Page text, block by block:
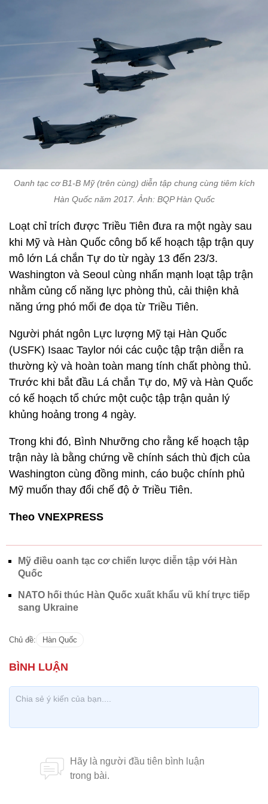
Oanh tạc cơ B1-B Mỹ (trên cùng) diễn tập chung cùng tiêm kích
Hàn Quốc năm 2017. Ảnh: BQP Hàn Quốc
Loạt chỉ trích được Triều Tiên đưa ra một ngày sau
khi Mỹ và Hàn Quốc công bố kế hoạch tập trận quy
mô lớn Lá chắn Tự do từ ngày 13 đến 23/3.
Washington và Seoul cùng nhấn mạnh loạt tập trận
nhằm củng cố năng lực phòng thủ, cải thiện khả
năng ứng phó mối đe dọa từ Triều Tiên.
Người phát ngôn Lực lượng Mỹ tại Hàn Quốc
(USFK) Isaac Taylor nói các cuộc tập trận diễn ra
thường kỳ và hoàn toàn mang tính chất phòng thủ.
Trước khi bắt đầu Lá chắn Tự do, Mỹ và Hàn Quốc
có kế hoạch tổ chức một cuộc tập trận quản lý
khủng hoảng trong 4 ngày.
Trong khi đó, Bình Nhưỡng cho rằng kế hoạch tập
trận này là bằng chứng về chính sách thù địch của
Washington cùng đồng minh, cáo buộc chính phủ
Mỹ muốn thay đổi chế độ ở Triều Tiên.
Theo VNEXPRESS
Mỹ điều oanh tạc cơ chiến lược diễn tập với Hàn
Quốc
NATO hối thúc Hàn Quốc xuất khẩu vũ khí trực tiếp
sang Ukraine
Chủ đề: Hàn Quốc